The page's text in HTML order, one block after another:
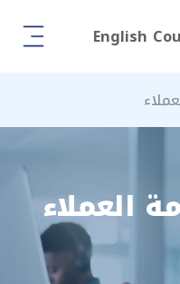
English
العملاء